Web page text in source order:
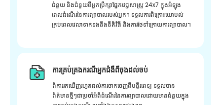
ជំនួយ និងជំនួយពីអ្នកប្រឹក្សាផ្នែកវេជ្ជសាស្រ្ត 24x7 ក្នុងអំឡុង
ពេលដំណើរនៃការព្យាបាលរបស់អ្នក។ ទទួលការពិគ្រោះយោបល់
គ្រប់ពេលវេលាទាក់ទងនឹងនីតិវិធី និងការថែទាំក្រោយការព្យាបាល។
ការគ្រប់គ្រងករណីអ្នកជំងឺពីចុងដល់ចប់
ពីការរកឃើញរហូតដល់ការចាកចេញពីមន្ទីរពេទ្យ ទទួលបាន
ព័ត៌មានថ្មីៗជាប្រចាំអំពីដំណើរនៃការព្យាបាលដោយមានជំនួយក្នុង